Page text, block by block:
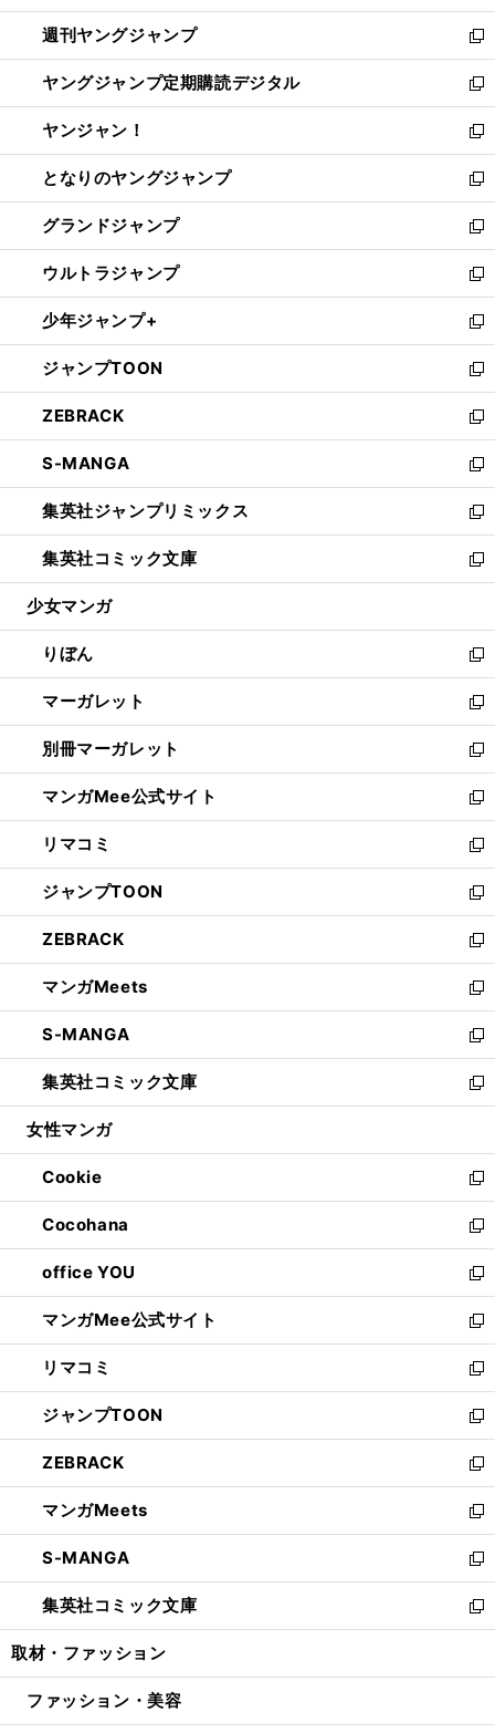
開
く
ウ
で
開
く
ン
ド
ウ
で
開
く
ウ
ィ
ン
ド
ウ
で
開
く
週刊ヤングジャンプ
新
し
い
ウ
ィ
ン
ド
ウ
で
開
く
ヤングジャンプ定期購読デジタル
新
し
い
ウ
ィ
ン
ド
ウ
で
開
く
ヤンジャン！
新
し
い
ウ
ィ
ン
ド
ウ
で
開
く
となりのヤングジャンプ
新
し
い
ウ
ィ
ン
ド
ウ
で
開
く
グランドジャンプ
新
し
い
ウ
ィ
ン
ド
ウ
で
開
く
ウルトラジャンプ
新
し
い
ウ
ィ
ン
ド
ウ
で
開
く
少年ジャンプ+
新
し
い
ウ
ィ
ン
ド
ウ
で
開
く
ジャンプTOON
新
し
い
ウ
ィ
ン
ド
ウ
で
開
ZEBRACK
新
し
い
ウ
ィ
ン
ド
ウ
開
く
S-MANGA
新
し
い
ウ
ィ
ン
ウ
で
開
く
集英社ジャンプリミックス
新
し
い
ウ
ン
ド
ウ
で
開
く
集英社コミック文庫
新
し
ウ
ィ
ン
ド
ウ
で
開
く
少女マンガ
りぼん
新
し
い
ウ
ィ
ン
ド
ウ
で
開
く
マーガレット
新
し
い
ウ
ィ
ン
ド
ウ
で
開
く
別冊マーガレット
新
し
い
ウ
ィ
ン
ド
ウ
で
開
く
マンガMee公式サイト
新
し
い
ウ
ィ
ン
ド
ウ
で
開
く
リマコミ
新
し
い
ウ
ィ
ン
ド
ウ
で
開
く
ジャンプTOON
新
し
い
ウ
ィ
ン
ド
ウ
で
開
ZEBRACK
新
し
い
ウ
ィ
ン
ド
ウ
開
く
マンガMeets
新
し
い
ウ
ィ
ン
ウ
で
開
く
S-MANGA
新
し
い
ウ
ン
ド
ウ
で
開
く
集英社コミック文庫
新
し
ウ
ィ
ン
ド
ウ
で
開
く
女性マンガ
Cookie
新
し
い
ウ
ィ
ン
ド
ウ
で
開
く
Cocohana
新
し
い
ウ
ィ
ン
ド
ウ
で
開
く
office YOU
新
し
い
ウ
ィ
ン
ド
ウ
で
開
く
マンガMee公式サイト
新
し
い
ウ
ィ
ン
ド
ウ
で
開
く
リマコミ
新
し
い
ウ
ィ
ン
ド
ウ
で
開
く
ジャンプTOON
新
し
い
ウ
ィ
ン
ド
ウ
で
開
ZEBRACK
新
し
い
ウ
ィ
ン
ド
ウ
開
マンガMeets
新
し
い
ウ
ィ
ン
ウ
開
S-MANGA
新
し
い
ウ
ン
ウ
集英社コミック文庫
新
し
ウ
ン
取材・ファッション
ファッション・美容